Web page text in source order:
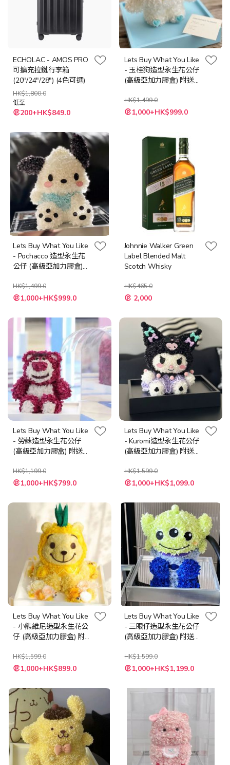
ECHOLAC - AMOS PRO
可擴充拉鏈行李箱
(20"/24"/28") (4色可選)
HK$1,800.0
低至
200+HK$849.0
Lets Buy What You Like
- 玉桂狗造型永生花公仔
(高級亞加力膠盒) 附送
HK$1,499.0
特
殊 1,000+HK$999.0
Lets Buy What You Like
- Pochacco 造型永生花
公仔 (高級亞加力膠盒)
意卡
HK$1,499.0
特
殊
格
1,000+HK$999.0
Johnnie Walker Green
Label Blended Malt
Scotch Whisky
HK$465.0
特
殊
格
2,000
Lets Buy What You Like
- 勞蘇造型永生花公仔
(高級亞加力膠盒) 附送
HK$1,199.0
特
殊
格
1,000+HK$799.0
Lets Buy What You Like
- Kuromi造型永生花公仔
(高級亞加力膠盒) 附送
HK$1,599.0
特
殊
格
1,000+HK$1,099.0
Lets Buy What You Like
- 小熊維尼造型永生花公
仔 (高級亞加力膠盒) 附
卡
HK$1,599.0
特
殊
格
1,000+HK$899.0
Lets Buy What You Like
- 三眼仔造型永生花公仔
(高級亞加力膠盒) 附送
HK$1,599.0
特
殊
格
1,000+HK$1,199.0